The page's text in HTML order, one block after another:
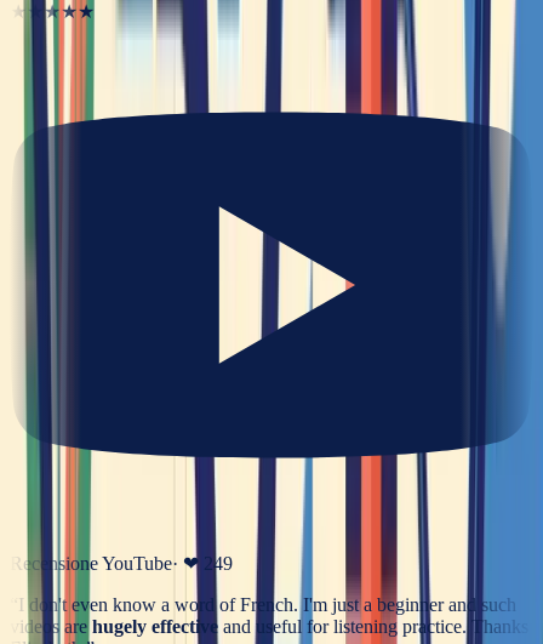
★★★★★
Recensione YouTube· ❤ 249
I don't even know a word of French. I'm just a beginner and such
videos are hugely effective and useful for listening practice. Thanks